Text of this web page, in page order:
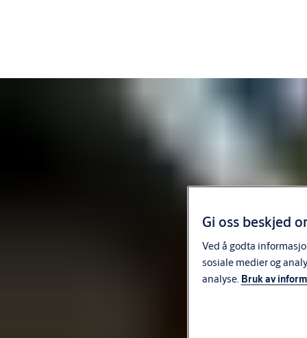
service i verdensklasse. Kontakt oss, så hjelper våre
Gi oss beskjed
Ved å godta
sosiale medier og
analyse. Bruk av